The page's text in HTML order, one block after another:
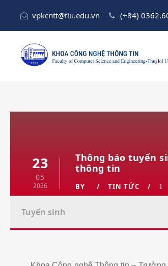
vpkcntt@tlu.edu.vn (+84)
23
05
2026
Thông báo tuyển
thông tin
BY TIN TỨC 1
Tuyển sinh